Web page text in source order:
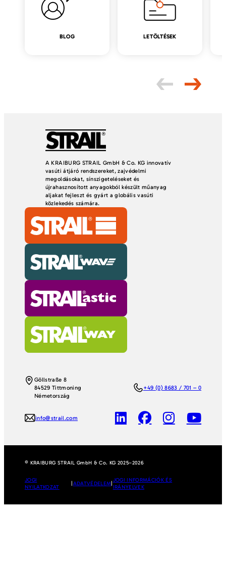
BLOG LETÖLTÉSEK
A KRAIBURG STRAIL GmbH & Co. KG innovatív
vasúti átjáró rendszereket, zajvédelmi
megoldásokat, sínszigeteléseket és
újrahasznosított anyagokból készült műanyag
aljakat fejleszt és gyárt a globális vasúti
közlekedés számára.
Göllstraße 8
84529 Tittmoning
Németország
+49 (0) 8683 / 701 – 0
info@strail.com
© KRAIBURG STRAIL GmbH & Co. KG 2025–2026
JOGI
NYILATKOZAT
|ADATVÉDELEM|
JOGI INFORMÁCIÓK ÉS
IRÁNYELVEK